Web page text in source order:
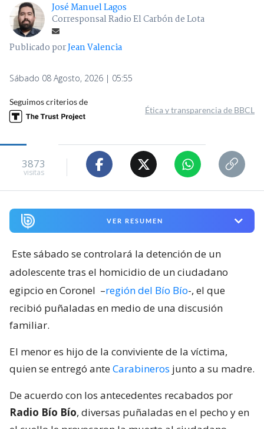
José Manuel Lagos
Corresponsal Radio El Carbón de Lota
Publicado porJean Valencia
Sábado 08 Agosto, 2026 | 05:55
Seguimos criterios de
Ética y transparencia de BBCL
3873
visitas
VER RESUMEN
Este sábado se controlará la detención de un
adolescente tras el homicidio de un ciudadano
egipcio en Coronel –región del Bío Bío-, el que
recibió puñaladas en medio de una discusión
familiar.
El menor es hijo de la conviviente de la víctima,
quien se entregó anteCarabineros junto a su madre.
De acuerdo con los antecedentes recabados por
Radio Bío Bío, diversas puñaladas en el pecho y en